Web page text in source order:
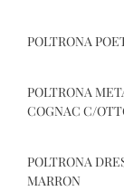
POLTRONA
POLTRONA
COGNAC C/
POLTRONA
MARRON